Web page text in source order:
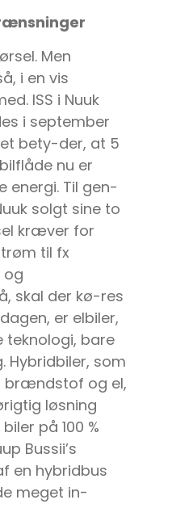
Men
i en vis
ISS i Nuuk
i september
bety-der, at 5
nu er
energi. Til gen-
solgt sine to
kræver for
til fx
og
skal der kø-res
er elbiler,
bare
Hybridbiler, som
brændstof og el,
løsning
på 100 %
Bussii’s
en hybridbus
meget in-